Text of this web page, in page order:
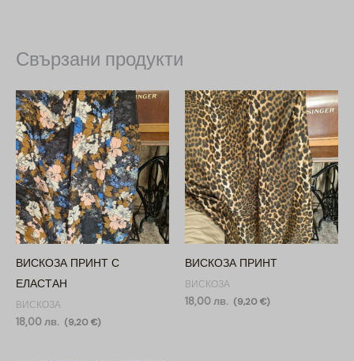
Свързани продукти
ВИСКОЗА ПРИНТ С
ЕЛАСТАН
ВИСКОЗА
18,00лв. (9,20 €)
ВИСКОЗА ПРИНТ
ВИСКОЗА
18,00лв. (9,20 €)